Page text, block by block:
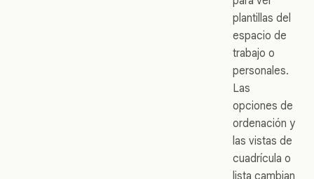
plantillas del
espacio de
trabajo o
personales.
Las
opciones de
ordenación y
las vistas de
cuadrícula o
lista cambian